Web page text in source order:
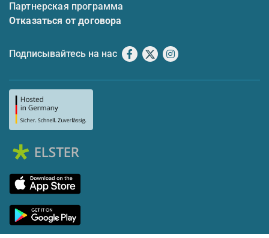
Партнерская программа
Отказаться от договора
Подписывайтесь на нас Facebook
X Instagram